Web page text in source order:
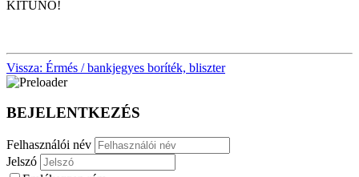
KITŰNŐ!
Vissza: Érmés / bankjegyes boríték, bliszter
BEJELENTKEZÉS
Felhasználói név
Jelszó